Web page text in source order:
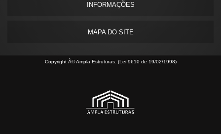
INFORMAÇÕES
MAPA DO SITE
Copyright Â© Ampla Estruturas. (Lei 9610 de 19/02/1998)